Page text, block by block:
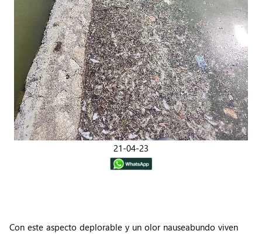
21-04-23
Con este aspecto deplorable y un olor nauseabundo viven